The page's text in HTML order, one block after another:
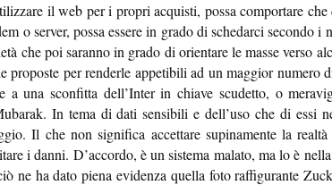
il web per i propri acquisti, possa comportare che
o server, possa essere in grado di schedarci secondo i
che poi saranno in grado di orientare le masse verso
per renderle appetibili ad un maggior numero
una sconfitta dell’Inter in chiave scudetto, o
In tema di dati sensibili e dell’uso che di essi
Il che non significa accettare supinamente la
i danni. D’accordo, è un sistema malato, ma lo è
ne ha dato piena evidenza quella foto raffigurante